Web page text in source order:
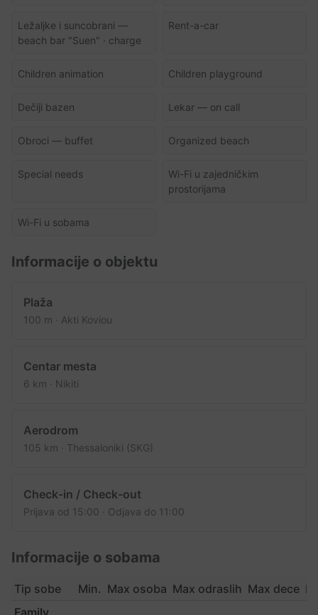
Ležaljke i suncobrani —
beach bar "Suen" · charge
Rent-a-car
Children animation Children playground
Dečiji bazen Lekar — on call
Obroci — buffet Organized beach
Special needs
Wi-Fi u zajedničkim
prostorijama
Wi-Fi u sobama
Informacije o objektu
Plaža
100 m · Akti Koviou
Centar mesta
6 km · Nikiti
Aerodrom
105 km · Thessaloniki (SKG)
Check-in / Check-out
Prijava od 15:00 · Odjava do 11:00
Informacije o sobama
Tip sobe Min. Max osoba Max odraslih Max dece